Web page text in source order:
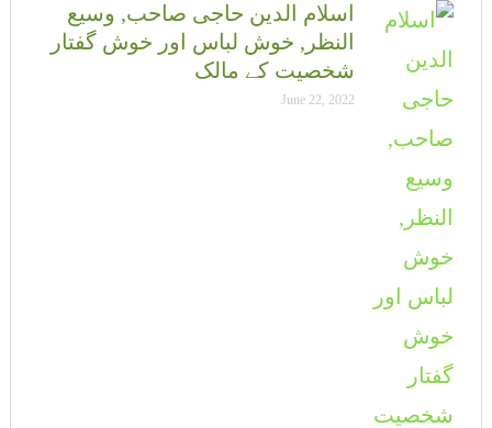
اسلام الدین حاجی صاحب, وسیع
النظر, خوش لباس اور خوش گفتار
شخصیت کے مالک
June 22, 2022